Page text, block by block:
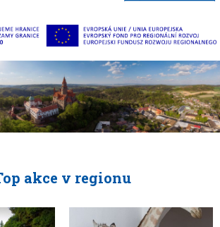
akce v regionu